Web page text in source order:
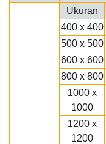
Ukuran
400 x 400
500 x 500
600 x 600
800 x 800
1000 x
1000
1200 x
1200